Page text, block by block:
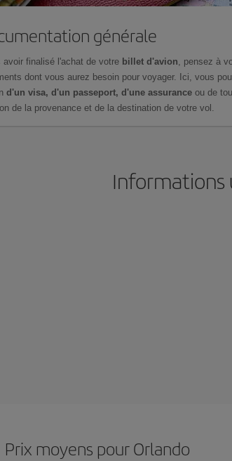
générale
avoir finalisé l'achat de votre billet d'avion, pensez à
dont vous aurez besoin pour voyager. Ici, vous
d'un visa, d'un passeport, d'une assurance ou de
de la provenance et de la destination de votre vol.
Informations
Prix ​​moyens pour Orlando